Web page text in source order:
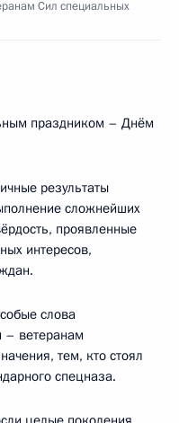
Сил специальных
праздником – Днём
результаты
сложнейших
проявленные
интересов,
слова
– ветеранам
тем, кто стоял
спецназа.